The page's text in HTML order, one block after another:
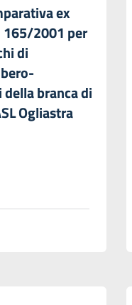
ex
165/2001 per
di
branca di
Ogliastra